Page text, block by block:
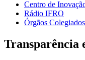
Centro de
Rádio IFRO
Órgãos Colegiados
Transparência